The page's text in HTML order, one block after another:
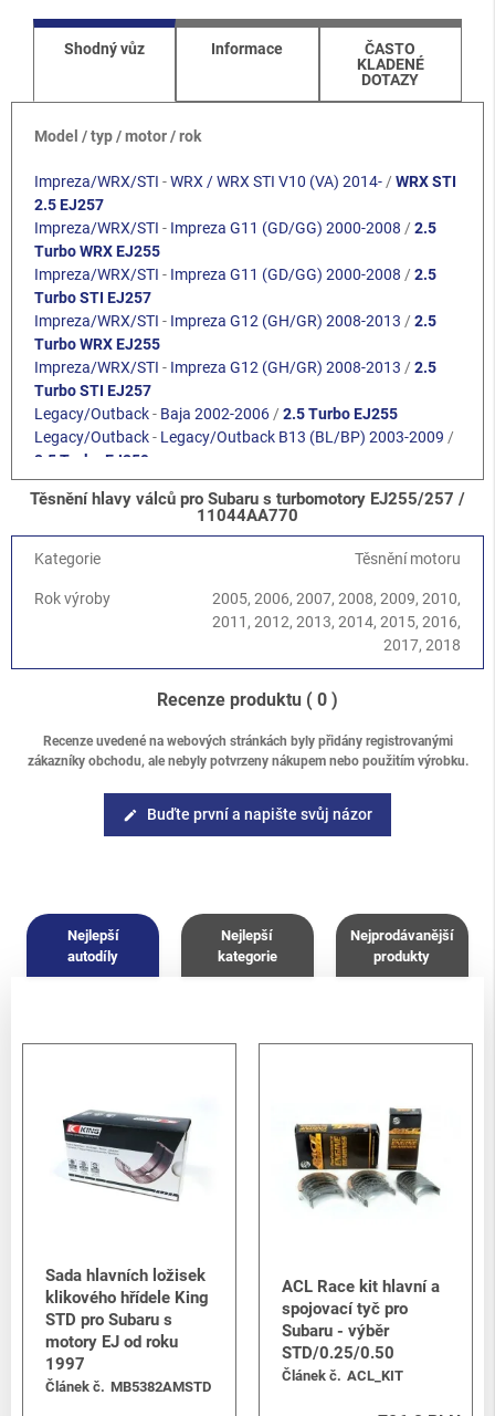
Shodný vůz Informace
ČASTO
KLADENÉ
DOTAZY
Model / typ / motor / rok
Impreza/WRX/STI -WRX / WRX STI V10 (VA) 2014- /WRX STI
2.5 EJ257
Impreza/WRX/STI - Impreza G11 (GD/GG) 2000-2008 /2.5
Turbo WRX EJ255
Impreza/WRX/STI - Impreza G11 (GD/GG) 2000-2008 /2.5
Turbo STI EJ257
Impreza/WRX/STI - Impreza G12 (GH/GR) 2008-2013 /2.5
Turbo WRX EJ255
Impreza/WRX/STI - Impreza G12 (GH/GR) 2008-2013 /2.5
Turbo STI EJ257
Legacy/Outback- Baja 2002-2006 /2.5 Turbo EJ255
Legacy/Outback- Legacy/Outback B13 (BL/BP) 2003-2009 /
2.5 Turbo EJ259
Legacy/Outback-Legacy/Outback B14 (BM/BR) 2010-2014/
2.5 Turbo EJ255
Forester- 2.5 Turbo EJ255
Těsnění hlavy válců pro Subaru s turbomotory EJ255/257 /
11044AA770
Kategorie Těsnění motoru
Rok výroby
2005, 2006, 2007, 2008, 2009, 2010,
2011, 2012, 2013, 2014, 2015, 2016,
2017, 2018
Recenze produktu ( 0 )
Recenze uvedené na webových stránkách byly přidány registrovanými
zákazníky obchodu, ale nebyly potvrzeny nákupem nebo použitím výrobku.
edit Buďte první a napište svůj názor
Nejlepší
autodíly
Nejlepší
kategorie
Nejprodávanější
produkty
Sada hlavních ložisek
klikového hřídele King
STD pro Subaru s
motory EJ od roku
1997
Článek č. MB5382AMSTD
ACL Race kit hlavní a
spojovací tyč pro
Subaru - výběr
STD/0.25/0.50
Článek č. ACL_KIT